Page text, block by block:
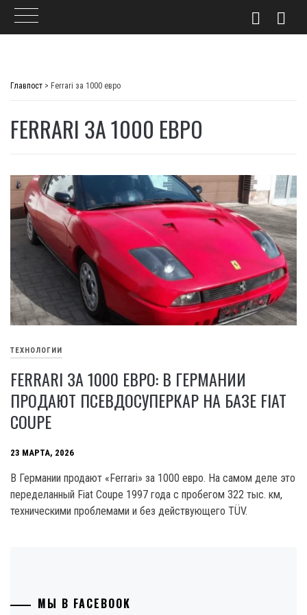
Главпост > Ferrari за 1000 евро
FERRARI ЗА 1000 ЕВРО
ТЕХНОЛОГИИ
FERRARI ЗА 1000 ЕВРО: В ГЕРМАНИИ
ПРОДАЮТ ПСЕВДОСУПЕРКАР НА БАЗЕ FIAT
COUPE
23 МАРТА, 2026
В Германии продают «Ferrari» за 1000 евро. На самом деле это
переделанный Fiat Coupe 1997 года с пробегом 322 тыс. км,
техническими проблемами и без действующего TÜV.
МЫ В FACEBOOK